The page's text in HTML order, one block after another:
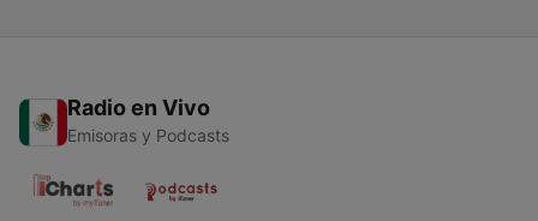
Radio en Vivo
Emisoras y Podcasts